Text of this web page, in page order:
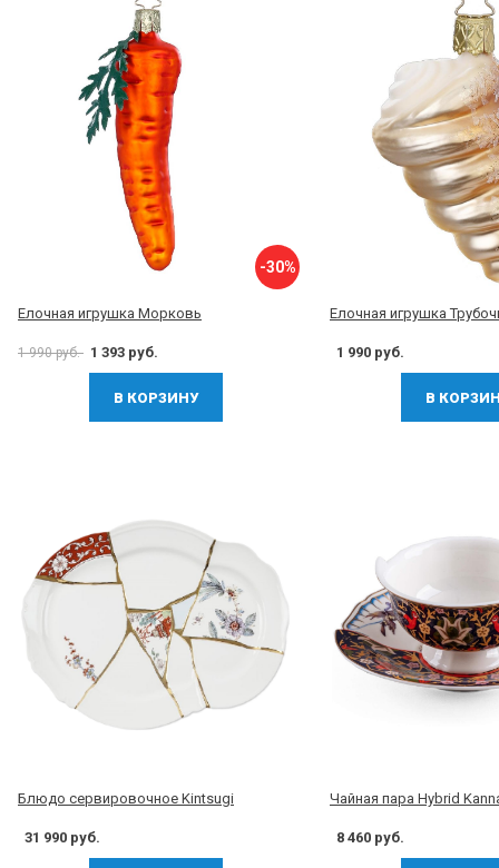
-30%
Елочная игрушка Морковь
1 990 руб. 1 393 руб.
В КОРЗИНУ
Елочная игрушка
1 990 руб.
В
Блюдо сервировочное Kintsugi
31 990 руб.
Чайная пара Hybrid
8 460 руб.